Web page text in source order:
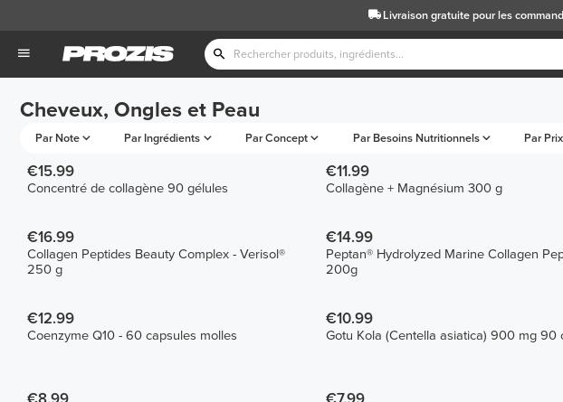
Livraison gratuitepour les
Cheveux, Ongles et Peau
Par Note Par Ingrédients Par Concept Par Besoins Nutritionnels Par Prix
€15.99
Concentré de collagène 90 gélules
€11.99
Collagène + Magnésium 300 g
€16.99
Collagen Peptides Beauty Complex - Verisol®
250 g
€14.99
Peptan® Hydrolyzed Marine Collagen
200g
€12.99
Coenzyme Q10 - 60 capsules molles
€10.99
Gotu Kola (Centella asiatica) 900 mg 90